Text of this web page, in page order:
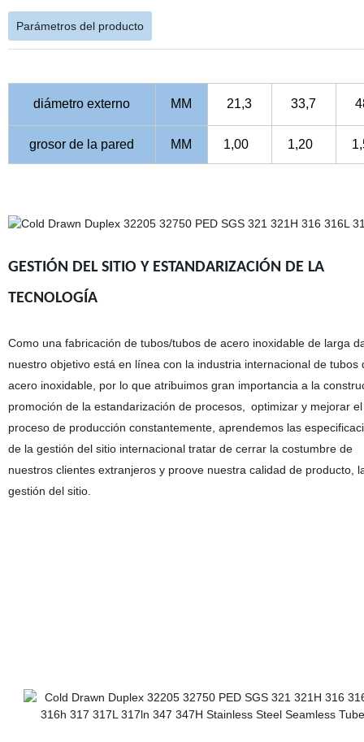
Parámetros del producto
diámetro externo MM 21,3 33,7
grosor de la pared MM 1,00 1,20
GESTIÓN DEL SITIO Y ESTANDARIZACIÓN DE LA
TECNOLOGÍA
Como una fabricación de tubos/tubos de acero inoxidable de larga
nuestro objetivo está en línea con la industria internacional de tubos
acero inoxidable, por lo que atribuimosgran importancia a la
promoción de la estandarización de procesos,
optimizar y mejorarel
proceso de producción constantemente, aprendemoslas
de la gestión del sitio internacional tratar de cerrarla costumbre de
nuestros clientes extranjeros y proove nuestra calidad de producto,
gestión del sitio.